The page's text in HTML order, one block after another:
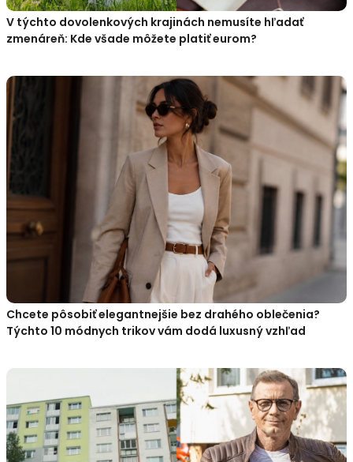
V týchto dovolenkových krajinách nemusíte hľadať
zmenáreň: Kde všade môžete platiť eurom?
Chcete pôsobiť elegantnejšie bez drahého oblečenia?
Týchto 10 módnych trikov vám dodá luxusný vzhľad